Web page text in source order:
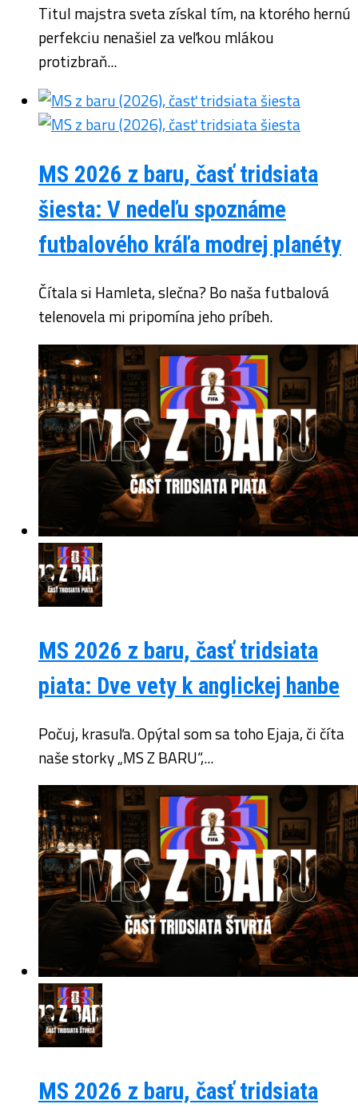
Titul majstra sveta získal tím, na ktorého hernú
perfekciu nenašiel za veľkou mlákou
protizbraň...
MS 2026 z baru, časť tridsiata
šiesta: V nedeľu spoznáme
futbalového kráľa modrej planéty
Čítala si Hamleta, slečna? Bo naša futbalová
telenovela mi pripomína jeho príbeh.
MS 2026 z baru, časť tridsiata
piata: Dve vety k anglickej hanbe
Počuj, krasuľa. Opýtal som sa toho Ejaja, či číta
naše storky „MS Z BARU“,...
MS 2026 z baru, časť tridsiata